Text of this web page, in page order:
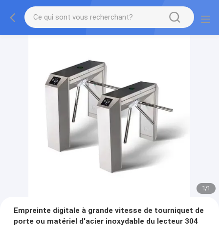
1/1
Empreinte digitale à grande vitesse de tourniquet de
porte ou matériel d'acier inoxydable du lecteur 304